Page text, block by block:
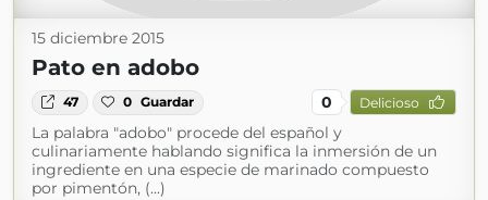
15 diciembre 2015
Pato en adobo
47 0 Guardar 0 Delicioso
La palabra "adobo" procede del español y
culinariamente hablando significa la inmersión de un
ingrediente en una especie de marinado compuesto
por pimentón, (...)